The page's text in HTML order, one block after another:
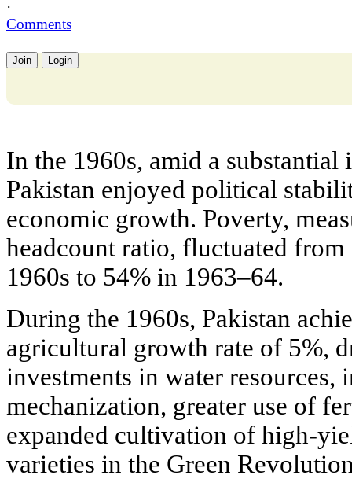
·
Comments
Join Login
In the 1960s, amid a
Pakistan enjoyed political
economic growth. Poverty,
headcount ratio, fluctuated
1960s to 54% in 1963–64.
During the 1960s, Pakistan
agricultural growth rate of 5%,
investments in water resources,
mechanization, greater use of
expanded cultivation of high-
varieties in the Green